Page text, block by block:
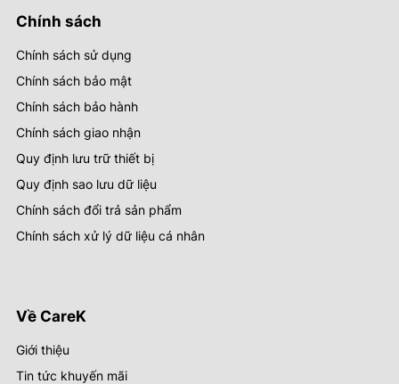
Chính sách
Chính sách sử dụng
Chính sách bảo mật
Chính sách bảo hành
Chính sách giao nhận
Quy định lưu trữ thiết bị
Quy định sao lưu dữ liệu
Chính sách đổi trả sản phẩm
Chính sách xử lý dữ liệu cá nhân
Về CareK
Giới thiệu
Tin tức khuyến mãi